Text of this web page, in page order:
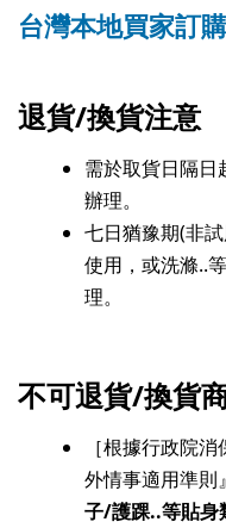
台灣本地買家訂
退貨/換貨注意
需於取貨日隔日
辦理。
七日猶豫期(非
使用，或洗滌..
理。
不可退貨/換貨
［根據行政院
外情事適用準則
子/護踝..等貼身